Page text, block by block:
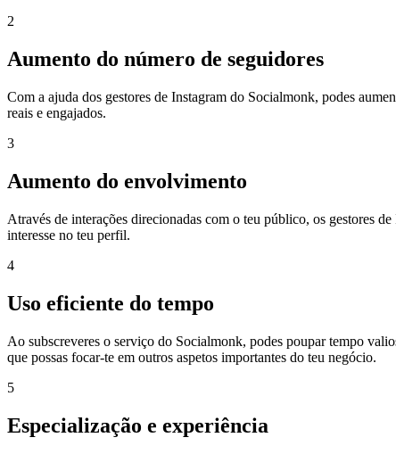
2
Aumento do número de seguidores
Com a ajuda dos gestores de Instagram do Socialmonk, podes
reais e engajados.
3
Aumento do envolvimento
Através de interações direcionadas com o teu público, os gestores
interesse no teu perfil.
4
Uso eficiente do tempo
Ao subscreveres o serviço do Socialmonk, podes poupar tempo
que possas focar-te em outros aspetos importantes do teu negócio.
5
Especialização e experiência